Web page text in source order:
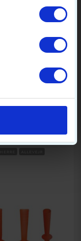
SALE
109,- 129